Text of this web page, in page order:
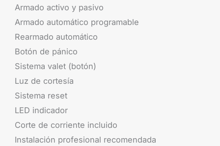
Armado activo y pasivo
Armado automático programable
Rearmado automático
Botón de pánico
Sistema valet (botón)
Luz de cortesía
Sistema reset
LED indicador
Corte de corriente incluido
Instalación profesional recomendada